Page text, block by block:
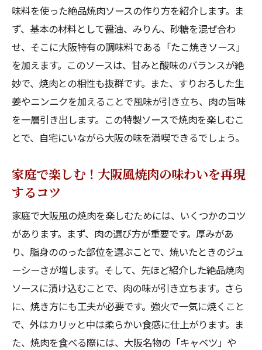
魅力
焼肉ソースにフルーツをプラスして爽やか
さを演出
大阪の焼肉店に学ぶ家庭ソースの工夫
ソースの濃厚さと焼肉の相性を引き出すテ
クニック
ワンランク上の家庭焼肉を実現する秘伝の
ソース
家庭でも簡単に作れる大阪風焼肉ソースの
レシピ
大阪ならではの伝統と革新が詰まったソー
ス
自宅で試せる大阪の焼肉ソースの進化系
家庭料理に新風を吹き込む大阪の焼肉ソー
ス
焼肉ソースがもたらす家庭の食卓の変化
大阪の焼肉文化を家庭で味わうためのヒン
味料を使った絶品焼肉ソースの作り方を紹介します。ま
ず、基本の材料として醤油、みりん、砂糖を混ぜ合わ
せ、そこに大阪特有の調味料である「たこ焼きソース」
を加えます。このソースは、甘みと酸味のバランスが絶
妙で、焼肉との相性も抜群です。また、すりおろした生
姜やニンニクを加えることで風味が引き立ち、肉の旨味
を一層引き出します。この特製ソースで焼肉を楽しむこ
とで、自宅にいながら大阪の味を満喫できるでしょう。
家庭で楽しむ！大阪風焼肉の味わいを再現
するコツ
家庭で大阪風の焼肉を楽しむためには、いくつかのコツ
があります。まず、肉の選び方が重要です。厚みがあ
り、脂身ののった部位を選ぶことで、焼いたときのジュ
ーシーさが増します。そして、先ほど紹介した絶品焼肉
ソースに漬け込むことで、肉の味が引き立ちます。さら
に、焼き方にも工夫が必要です。強火で一気に焼くこと
で、外はカリッと中は柔らかい食感に仕上がります。ま
た、焼肉を食べる際には、大阪名物の「キャベツ」や